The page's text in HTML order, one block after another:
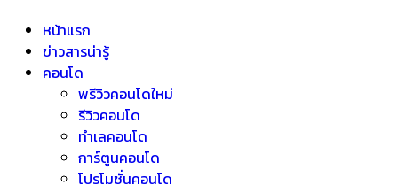
หน้าแรก
ข่าวสารน่ารู้
คอนโด
พรีวิวคอนโดใหม่
รีวิวคอนโด
ทำเลคอนโด
การ์ตูนคอนโด
โปรโมชั่นคอนโด